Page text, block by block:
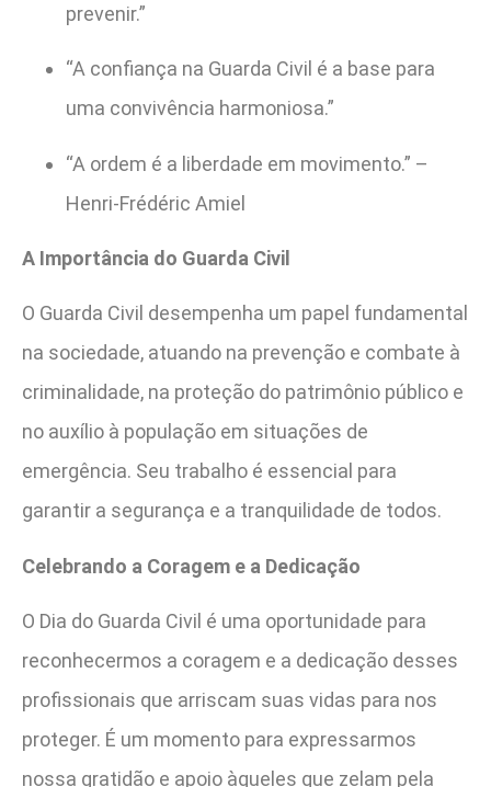
prevenir.”
“A confiança na Guarda Civil é a base para
uma convivência harmoniosa.”
“A ordem é a liberdade em movimento.” –
Henri-Frédéric Amiel
A Importância do Guarda Civil
O Guarda Civil desempenha um papel fundamental
na sociedade, atuando na prevenção e combate à
criminalidade, na proteção do patrimônio público e
no auxílio à população em situações de
emergência. Seu trabalho é essencial para
garantir a segurança e a tranquilidade de todos.
Celebrando a Coragem e a Dedicação
O Dia do Guarda Civil é uma oportunidade para
reconhecermos a coragem e a dedicação desses
profissionais que arriscam suas vidas para nos
proteger. É um momento para expressarmos
nossa gratidão e apoio àqueles que zelam pela